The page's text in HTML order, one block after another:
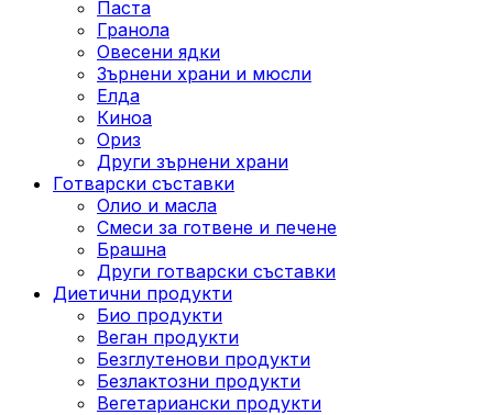
Паста
Гранола
Овесени ядки
Зърнени храни и мюсли
Елда
Киноа
Ориз
Други зърнени храни
Готварски съставки
Олио и масла
Смеси за готвене и печене
Брашна
Други готварски съставки
Диетични продукти
Био продукти
Веган продукти
Безглутенови продукти
Безлактозни продукти
Вегетариански продукти